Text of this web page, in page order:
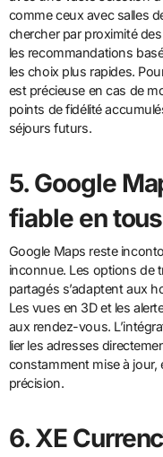
comme ceux avec salles
chercher par proximité
les recommandations
les choix plus rapides.
est précieuse en cas de
points de fidélité
séjours futurs.
5. Google
fiable en
Google Maps reste
inconnue. Les options de
partagés s’adaptent aux
Les vues en 3D et les
aux rendez-vous.
lier les adresses
constamment mise à jour,
précision.
6. XE